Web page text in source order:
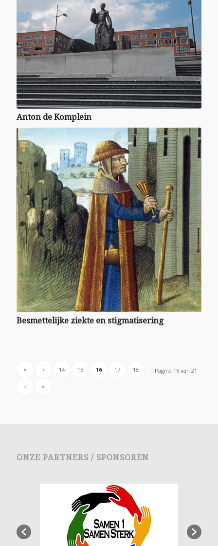
Anton de Komplein
Besmettelijke ziekte en stigmatisering
Pagina 16 van 21
« ‹ 14 15 16 17 18
› »
ONZE PARTNERS / SPONSOREN